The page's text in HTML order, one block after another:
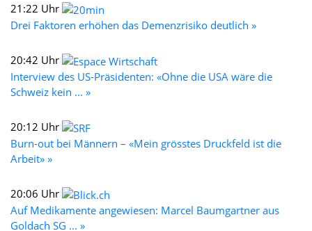
21:22 Uhr
Drei Faktoren erhöhen das Demenzrisiko deutlich »
20:42 Uhr
Interview des US-Präsidenten: «Ohne die USA wäre die
Schweiz kein ... »
20:12 Uhr
Burn-out bei Männern – «Mein grösstes Druckfeld ist die
Arbeit» »
20:06 Uhr
Auf Medikamente angewiesen: Marcel Baumgartner aus
Goldach SG ... »